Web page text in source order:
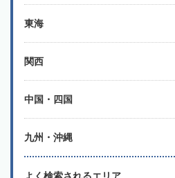
東海
関西
中国・四国
九州・沖縄
よく検索されるエリア